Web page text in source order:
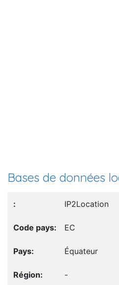
Bases de données
IP2Location
EC
Équateur
-